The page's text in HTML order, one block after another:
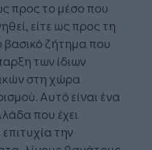
προς το μέσο που
είτε ως προς τη
ζήτημα που
των ίδιων
στη χώρα
Αυτό είναι ένα
που έχει
την